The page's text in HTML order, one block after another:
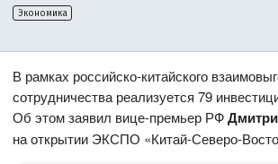
Экономика
В рамках российско-китайского
сотрудничества реализуется 79
Об этом заявил вице-премьер РФ
на открытии ЭКСПО «Китай-Северо-